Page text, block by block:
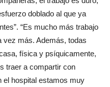
doblado al que ya
“Es mucho más trabajo
vez más. Además, todas
física y psíquicamente,
traer a compartir con
el hospital estamos muy